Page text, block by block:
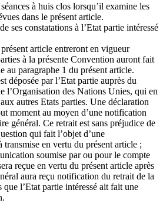
à huis clos lorsqu’il examine les
dans le présent article.
ses constatations à l’Etat partie intéressé
article entreront en vigueur
à la présente Convention auront fait
au paragraphe 1 du présent article.
déposée par l’Etat partie auprès du
l’Organisation des Nations Unies, qui en
autres Etats parties. Une déclaration
moment au moyen d’une notification
général. Ce retrait est sans préjudice de
qui fait l’objet d’une
en vertu du présent article ;
soumise par ou pour le compte
reçue en vertu du présent article après
aura reçu notification du retrait de la
l’Etat partie intéressé ait fait une